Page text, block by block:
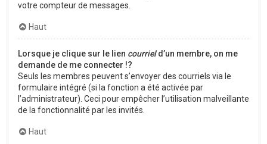
votre compteur de messages.
Haut
Lorsque je clique sur le lien courrield’un membre, on me
demande de me connecter !?
Seuls les membres peuvent s’envoyer des courriels via le
formulaire intégré (si la fonction a été activée par
l’administrateur). Ceci pour empêcher l’utilisation malveillante
de la fonctionnalité par les invités.
Haut